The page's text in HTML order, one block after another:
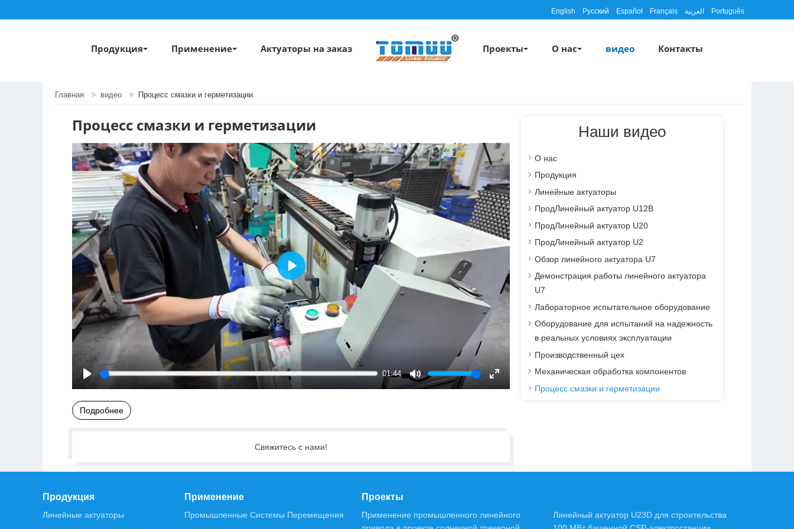
English Русский Español Français العربية Português
Продукция Применение Актуаторы на заказ Проекты О нас видео Контакты
Главная видео Процесс смазки и герметизации
Процесс смазки и герметизации
01:44
Mute
Play
Подробнее
Свяжитесь с нами!
Наши видео
О нас
Продукция
Линейные актуаторы
ПродЛинейный актуатор U12B
ПродЛинейный актуатор U20
ПродЛинейный актуатор U2
Обзор линейного актуатора U7
Демонстрация работы линейного актуатора
U7
Лабораторное испытательное оборудование
Оборудование для испытаний на надежность
в реальных условиях эксплуатации
Производственный цех
Механическая обработка компонентов
Процесс смазки и герметизации
Продукция
Линейные актуаторы
Применение
Промышленные Системы Перемещения
Проекты
Применение промышленного линейного
Линейный актуатор U23D для строительства